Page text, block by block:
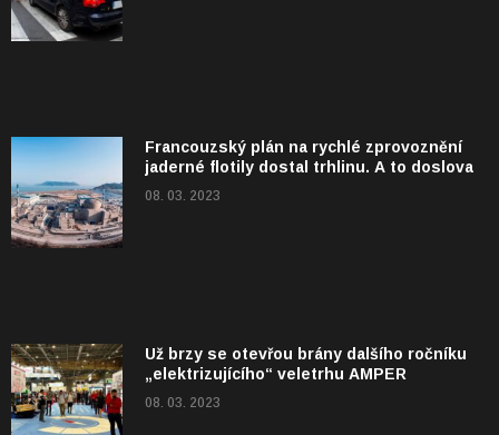
Francouzský plán na rychlé zprovoznění
jaderné flotily dostal trhlinu. A to doslova
08. 03. 2023
Už brzy se otevřou brány dalšího ročníku
„elektrizujícího“ veletrhu AMPER
08. 03. 2023